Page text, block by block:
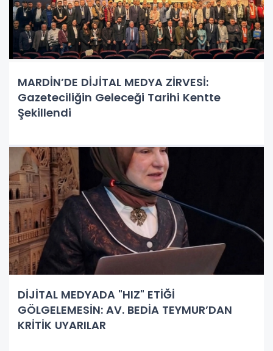
MARDİN’DE DİJİTAL MEDYA ZİRVESİ:
Gazeteciliğin Geleceği Tarihi Kentte
Şekillendi
DİJİTAL MEDYADA "HIZ" ETİĞİ
GÖLGELEMESİN: AV. BEDİA TEYMUR’DAN
KRİTİK UYARILAR